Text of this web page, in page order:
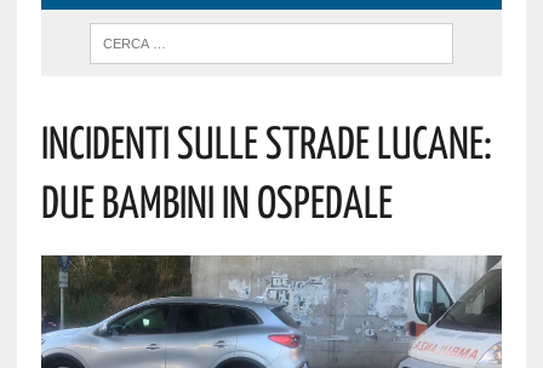
Incidenti Sulle Strade Lucane:
Due Bambini In Ospedale